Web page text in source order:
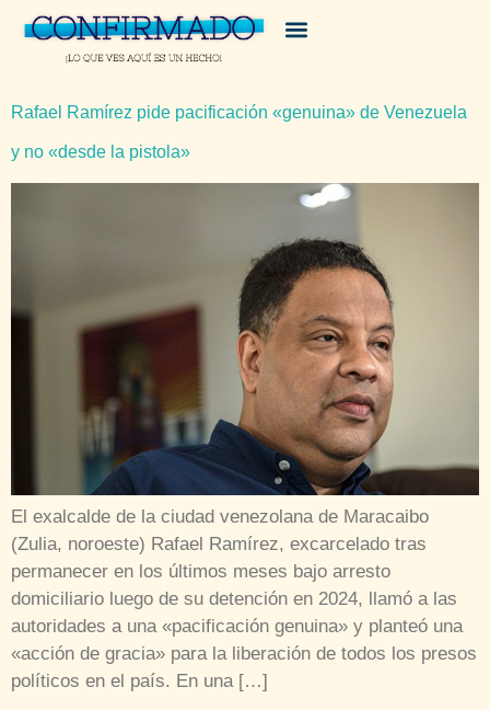
Rafael Ramírez pide pacificación «genuina» de Venezuela
y no «desde la pistola»
El exalcalde de la ciudad venezolana de Maracaibo
(Zulia, noroeste) Rafael Ramírez, excarcelado tras
permanecer en los últimos meses bajo arresto
domiciliario luego de su detención en 2024, llamó a las
autoridades a una «pacificación genuina» y planteó una
«acción de gracia» para la liberación de todos los presos
políticos en el país. En una […]